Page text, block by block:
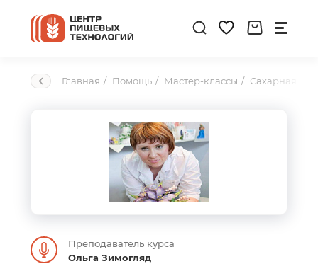
Главная Помощь Мастер-классы Сахарная
Преподаватель курса
Ольга Зимогляд